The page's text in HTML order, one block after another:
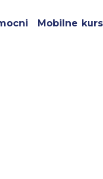
Mobilne